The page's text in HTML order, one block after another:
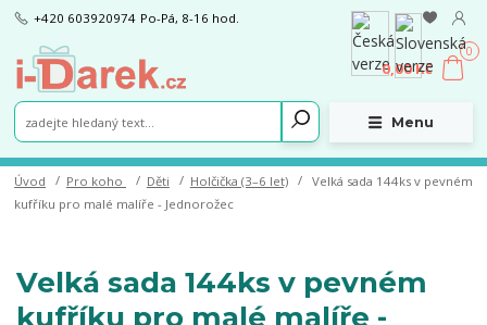
Menu
+420 603920974 Po-Pá, 8-16 hod.
0
0,00 Kč
Úvod Pro koho Děti Holčička (3–6 let)
Velká sada 144ks v pevném
kufříku pro malé malíře - Jednorožec
Velká sada 144ks v pevném
kufříku pro malé malíře -